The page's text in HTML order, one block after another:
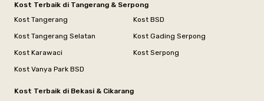
Kost Terbaik di Tangerang & Serpong
Kost Tangerang
Kost BSD
Kost Tangerang Selatan
Kost Gading Serpong
Kost Karawaci
Kost Serpong
Kost Vanya Park BSD
Kost Terbaik di Bekasi & Cikarang